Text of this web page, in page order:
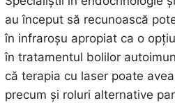
au început să recunoască
în infraroșu apropiat ca o
în tratamentul bolilor
că terapia cu laser poate
precum și roluri alternative